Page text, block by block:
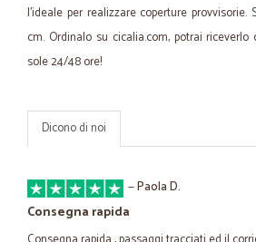
l’ideale per realizzare coperture
cm. Ordinalo su cicalia.com, potrai
sole 24/48 ore!
Dicono di noi
—Paola D.
Consegna rapida